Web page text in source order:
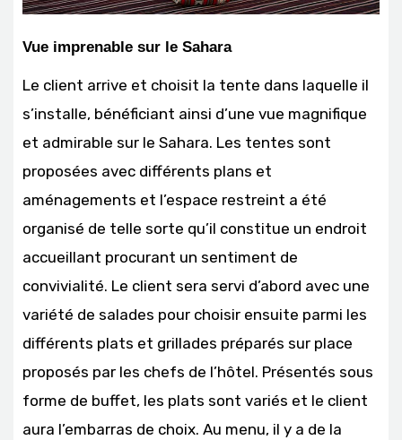
Vue imprenable sur le Sahara
Le client arrive et choisit la tente dans laquelle il
s’installe, bénéficiant ainsi d’une vue magnifique
et admirable sur le Sahara. Les tentes sont
proposées avec différents plans et
aménagements et l’espace restreint a été
organisé de telle sorte qu’il constitue un endroit
accueillant procurant un sentiment de
convivialité. Le client sera servi d’abord avec une
variété de salades pour choisir ensuite parmi les
différents plats et grillades préparés sur place
proposés par les chefs de l’hôtel. Présentés sous
forme de buffet, les plats sont variés et le client
aura l’embarras de choix. Au menu, il y a de la